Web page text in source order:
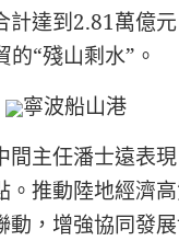
達到2.81萬億
“殘山剩水”。
寧波船山港
主任潘士遠表
推動陸地經濟
，增強協同發